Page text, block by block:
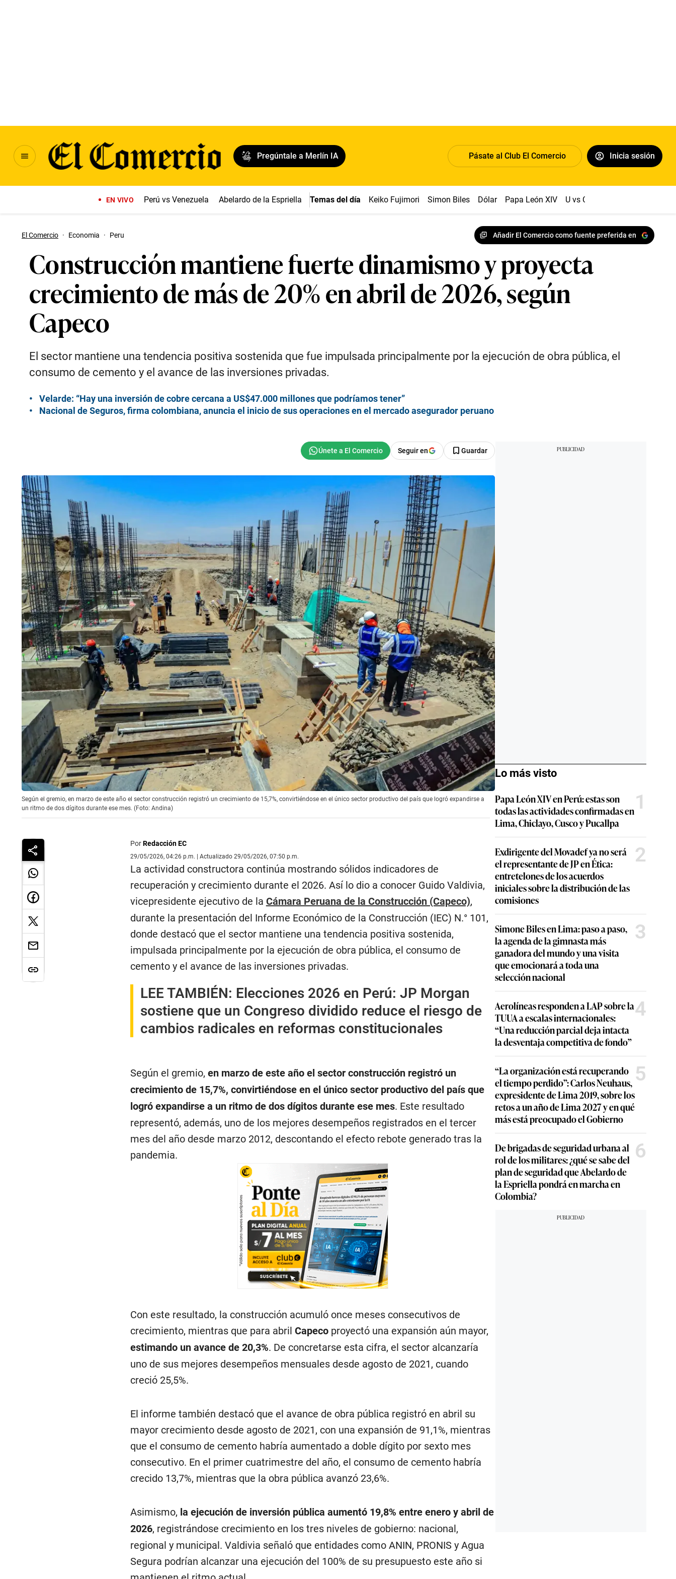
Pregúntale a Merlín IA Pásate al Club El Comercio Inicia sesión
EN VIVO Perú vs Venezuela Abelardo de la Espriella Temas del día Keiko Fujimori Simon Biles Dólar Papa León XIV U vs Cristal
El Comercio · Economia · Peru Añadir El Comercio como fuente preferida en
Construcción mantiene fuerte dinamismo y proyecta
crecimiento de más de 20% en abril de 2026, según
Capeco
El sector mantiene una tendencia positiva sostenida que fue impulsada principalmente por la ejecución de obra pública, el
consumo de cemento y el avance de las inversiones privadas.
Velarde: “Hay una inversión de cobre cercana a US$47.000 millones que podríamos tener”
Nacional de Seguros, firma colombiana, anuncia el inicio de sus operaciones en el mercado asegurador peruano
Seguir en Guardar
Según el gremio, en marzo de este año el sector construcción registró un crecimiento de 15,7%, convirtiéndose en el único sector productivo del país que logró expandirse a
un ritmo de dos dígitos durante ese mes. (Foto: Andina)
PorRedacción EC
29/05/2026, 04:26 p.m. | Actualizado 29/05/2026, 07:50 p.m.
La actividad constructora continúa mostrando sólidos indicadores de
recuperación y crecimiento durante el 2026. Así lo dio a conocer Guido Valdivia,
vicepresidente ejecutivo de la Cámara Peruana de la Construcción (Capeco),
durante la presentación del Informe Económico de la Construcción (IEC) N.° 101,
donde destacó que el sector mantiene una tendencia positiva sostenida,
impulsada principalmente por la ejecución de obra pública, el consumo de
cemento y el avance de las inversiones privadas.
LEE TAMBIÉN: Elecciones 2026 en Perú: JP Morgan
sostiene que un Congreso dividido reduce el riesgo de
cambios radicales en reformas constitucionales
Según el gremio, en marzo de este año el sector construcción registró un
crecimiento de 15,7%, convirtiéndose en el único sector productivo del país que
logró expandirse a un ritmo de dos dígitos durante ese mes. Este resultado
representó, además, uno de los mejores desempeños registrados en el tercer
mes del año desde marzo 2012, descontando el efecto rebote generado tras la
pandemia.
Con este resultado, la construcción acumuló once meses consecutivos de
crecimiento, mientras que para abril Capeco proyectó una expansión aún mayor,
estimando un avance de 20,3%. De concretarse esta cifra, el sector alcanzaría
uno de sus mejores desempeños mensuales desde agosto de 2021, cuando
creció 25,5%.
El informe también destacó que el avance de obra pública registró en abril su
mayor crecimiento desde agosto de 2021, con una expansión de 91,1%, mientras
que el consumo de cemento habría aumentado a doble dígito por sexto mes
consecutivo. En el primer cuatrimestre del año, el consumo de cemento habría
crecido 13,7%, mientras que la obra pública avanzó 23,6%.
Asimismo, la ejecución de inversión pública aumentó 19,8% entre enero y abril de
2026, registrándose crecimiento en los tres niveles de gobierno: nacional,
regional y municipal. Valdivia señaló que entidades como ANIN, PRONIS y Agua
Segura podrían alcanzar una ejecución del 100% de su presupuesto este año si
Lo más visto
Papa León XIV en Perú: estas son
todas las actividades confirmadas en
Lima, Chiclayo, Cusco y Pucallpa
1
Exdirigente del Movadef ya no será
el representante de JP en Ética:
entretelones de los acuerdos
iniciales sobre la distribución de las
comisiones
2
Simone Biles en Lima: paso a paso,
la agenda de la gimnasta más
ganadora del mundo y una visita
que emocionará a toda una
selección nacional
3
Aerolíneas responden a LAP sobre la
TUUA a escalas internacionales:
“Una reducción parcial deja intacta
la desventaja competitiva de fondo”
4
“La organización está recuperando
el tiempo perdido”: Carlos Neuhaus,
expresidente de Lima 2019, sobre los
retos a un año de Lima 2027 y en qué
más está preocupado el Gobierno
5
De brigadas de seguridad urbana al
rol de los militares: ¿qué se sabe del
plan de seguridad que Abelardo de
la Espriella pondrá en marcha en
Colombia?
6